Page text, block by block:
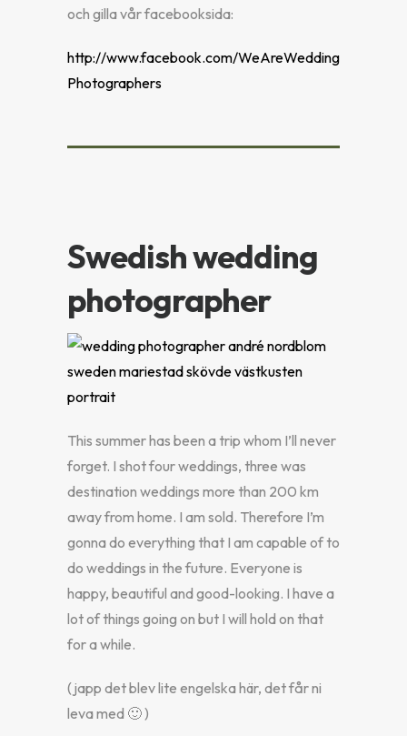
och gilla vår facebooksida:
http://www.facebook.com/WeAreWedding
Photographers
Swedish wedding
photographer
This summer has been a trip whom I’ll never
forget. I shot four weddings, three was
destination weddings more than 200 km
away from home. I am sold. Therefore I’m
gonna do everything that I am capable of to
do weddings in the future. Everyone is
happy, beautiful and good-looking. I have a
lot of things going on but I will hold on that
for a while.
(japp det blev lite engelska här, det får ni
leva med 🙂 )